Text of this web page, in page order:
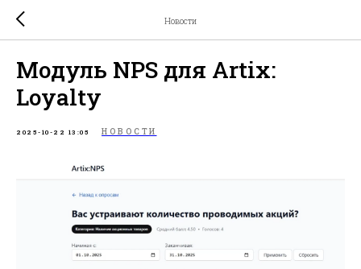
Новости
Модуль NPS для Artix:
Loyalty
2025-10-22 13:05 НОВОСТИ